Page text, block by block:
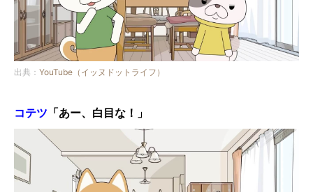
出典： YouTube（イッヌドットライフ）
コテツ 「あー、白目な！」